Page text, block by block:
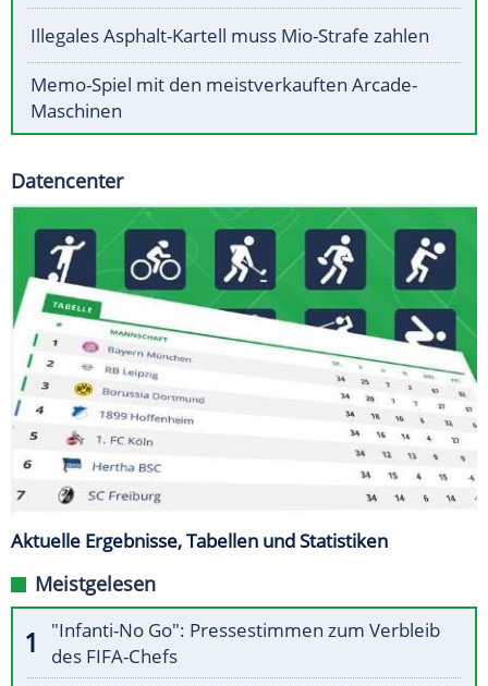
Illegales Asphalt-Kartell muss Mio-Strafe zahlen
Memo-Spiel mit den meistverkauften Arcade-
Maschinen
Datencenter
Aktuelle Ergebnisse, Tabellen und Statistiken
Meistgelesen
"Infanti-No Go": Pressestimmen zum Verbleib
des FIFA-Chefs